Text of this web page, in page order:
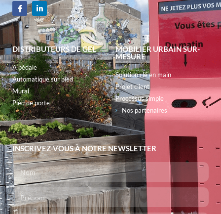
DISTRIBUTEURS DE GEL
A pédale
Automatique sur pied
Mural
Pied de porte
MOBILIER URBAIN SUR-
MESURE
Solution clé en main
Projet client
Processus simple
Nos partenaires
INSCRIVEZ-VOUS À NOTRE NEWSLETTER